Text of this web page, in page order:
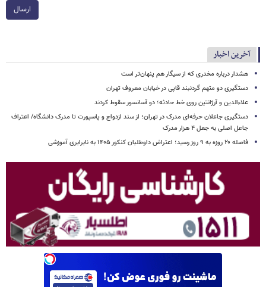
ارسال
آخرین اخبار
هشدار درباره مخدری که از سیگار هم پنهان‌تر است
دستگیری دو متهم گردنبند قاپی در خیابان معروف تهران
علاءالدین و آرژانتین روی خط حادثه؛ دو آسانسور سقوط کردند
دستگیری جاعلان حرفه‌ای مدرک در تهران؛ از سند ازدواج و پاسپورت تا مدرک دانشگاه/ اعتراف
جاعل اصلی به جعل ۴ هزار مدرک
فاصله ۲۰ روزه به ۹ روز رسید؛ اعتراض داوطلبان کنکور ۱۴۰۵ به نابرابری آموزشی